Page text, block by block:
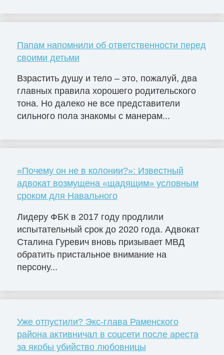
Папам напомнили об ответственности перед
своими детьми
Взрастить душу и тело – это, пожалуй, два
главных правила хорошего родительского
тона. Но далеко не все представители
сильного пола знакомы с манерам...
«Почему он не в колонии?»: Известный
адвокат возмущена «щадящим» условным
сроком для Навального
Лидеру ФБК в 2017 году продлили
испытательный срок до 2020 года. Адвокат
Сталина Гуревич вновь призывает МВД
обратить пристальное внимание на
персону...
Уже отпустили? Экс-глава Раменского
района активничал в соцсети после ареста
за якобы убийство любовницы